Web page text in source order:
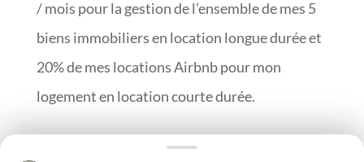
/ mois pour la gestion de l’ensemble de mes 5
biens immobiliers en location longue durée et
20% de mes locations Airbnb pour mon
logement en location courte durée.
Critère n°12:Charges (eau, électricité,